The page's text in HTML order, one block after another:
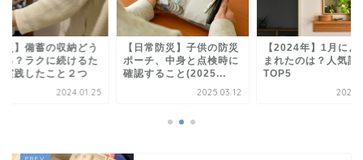
災】備蓄の収納どう
る？ラクに続けるた
実践したこと２つ
2024.01.25
【日常防災】子供の防災
ポーチ、中身と点検時に
確認すること(2025...
2025.03.12
【2024年】1月によ
まれたのは？人気記
TOP5